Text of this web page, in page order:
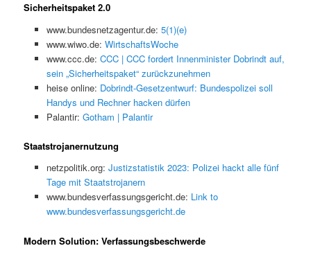
Sicherheitspaket 2.0
www.bundesnetzagentur.de: 5(1)(e)
www.wiwo.de: WirtschaftsWoche
www.ccc.de: CCC | CCC fordert Innenminister Dobrindt auf,
sein „Sicherheitspaket“ zurückzunehmen
heise online: Dobrindt-Gesetzentwurf: Bundespolizei soll
Handys und Rechner hacken dürfen
Palantir: Gotham | Palantir
Staatstrojanernutzung
netzpolitik.org: Justizstatistik 2023: Polizei hackt alle fünf
Tage mit Staatstrojanern
www.bundesverfassungsgericht.de: Link to
www.bundesverfassungsgericht.de
Modern Solution: Verfassungsbeschwerde